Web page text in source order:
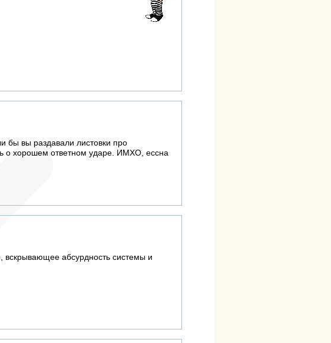
бы вы раздавали листовки про
о хорошем ответном ударе. ИМХО, ессна
вскрывающее абсурдность системы и